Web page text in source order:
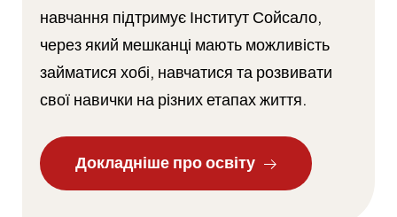
навчання підтримує Інститут Сойсало,
через який мешканці мають можливість
займатися хобі, навчатися та розвивати
свої навички на різних етапах життя.
Докладніше про освіту